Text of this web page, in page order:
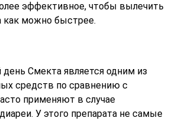
эффективное, чтобы вылечить
можно быстрее.
день Смекта является одним из
средств по сравнению с
применяют в случае
У этого препарата не самые